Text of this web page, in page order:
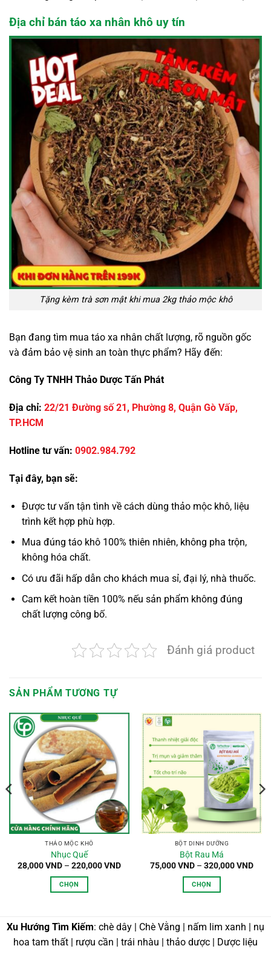
Địa chỉ bán táo xa nhân khô uy tín
Tặng kèm trà sơn mật khi mua 2kg thảo mộc khô
Bạn đang tìm mua táo xa nhân chất lượng, rõ nguồn gốc
và đảm bảo vệ sinh an toàn thực phẩm? Hãy đến:
Công Ty TNHH Thảo Dược Tấn Phát
Địa chỉ: 22/21 Đường số 21, Phường 8, Quận Gò Vấp,
TP.HCM
Hotline tư vấn: 0902.984.792
Tại đây, bạn sẽ:
Được tư vấn tận tình về cách dùng thảo mộc khô, liệu
trình kết hợp phù hợp.
Mua đúng táo khô 100% thiên nhiên, không pha trộn,
không hóa chất.
Có ưu đãi hấp dẫn cho khách mua sỉ, đại lý, nhà thuốc.
Cam kết hoàn tiền 100% nếu sản phẩm không đúng
chất lượng công bố.
Đánh giá product
SẢN PHẨM TƯƠNG TỰ
THẢO MỘC KHÔ
Nhục Quế
28,000VND – 220,000VNDKhoảng
CHỌN
này
có
nhiều
BỘT DINH DƯỠNG
Bột Rau Má
75,000VND – 320,000VND
CHỌN
này
nhiều
Xu Hướng Tìm Kiếm: chè dây | Chè Vằng | nấm lim xanh | nụ
hoa tam thất | rượu cần | trái nhàu | thảo dược | Dược liệu